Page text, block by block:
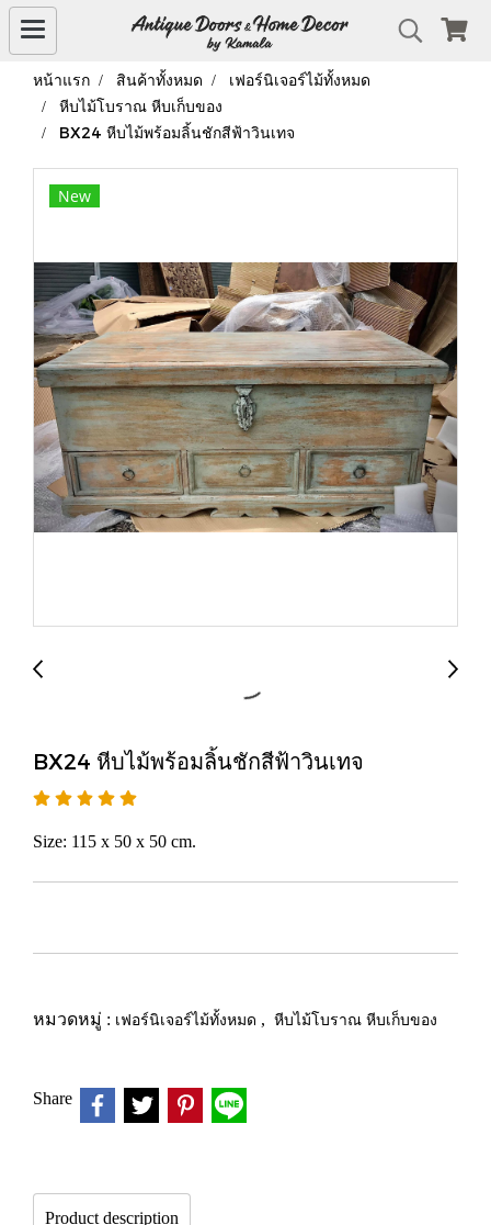
หน้าแรก สินค้าทั้งหมด
เฟอร์นิเจอร์ไม้ทั้งหมด
หีบไม้โบราณ หีบเก็บของ
BX24 หีบไม้พร้อมลิ้นชักสีฟ้าวินเทจ
New
BX24 หีบไม้พร้อมลิ้นชักสีฟ้าวินเทจ
Size: 115 x 50 x 50 cm.
หมวดหมู่ : เฟอร์นิเจอร์ไม้ทั้งหมด , หีบไม้โบราณ หีบเก็บของ
Share
Product description